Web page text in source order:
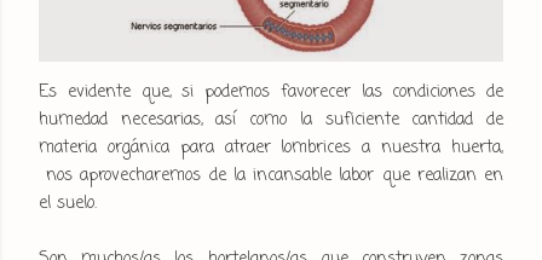
Es evidente que, si podemos favorecer las condiciones de
humedad necesarias, así como la suficiente cantidad de
materia orgánica para atraer lombrices a nuestra huerta,
nos aprovecharemos de la incansable labor que realizan en
el suelo.